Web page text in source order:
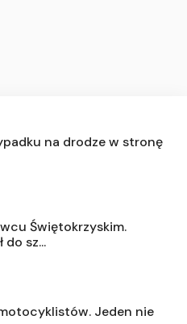
na drodze w stronę
Świętokrzyskim.
sz...
Jeden nie